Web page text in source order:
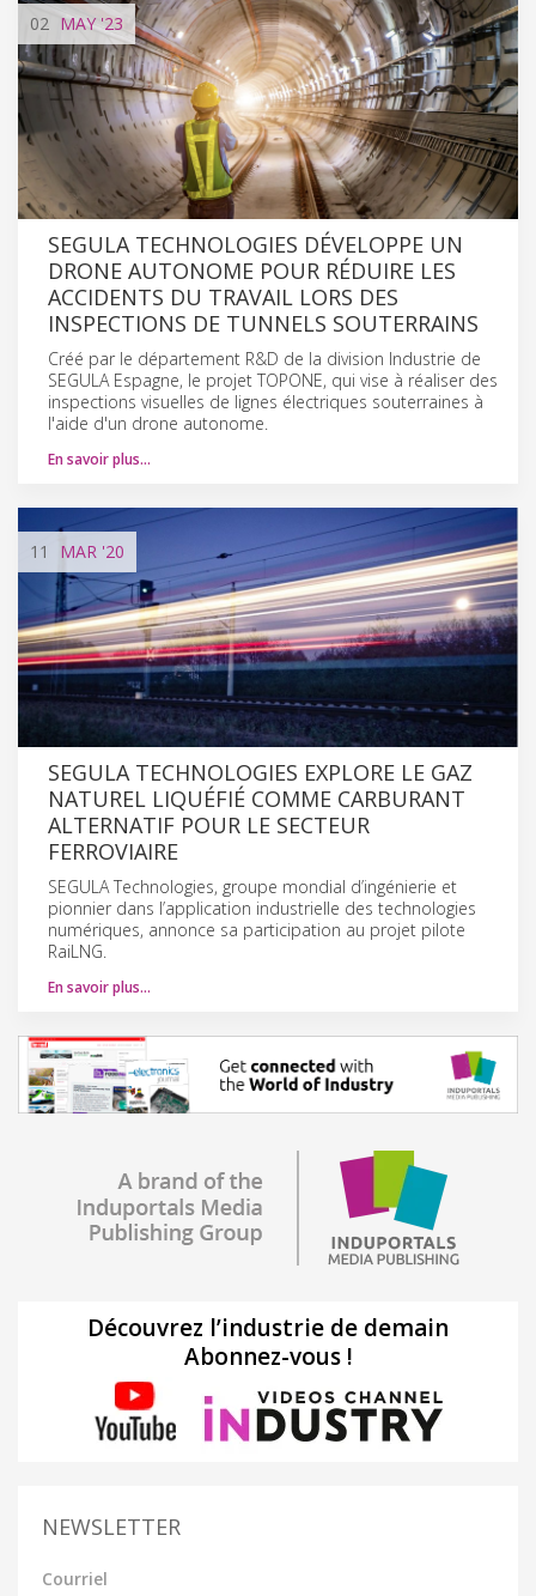
02 MAY'23
SEGULA TECHNOLOGIES DÉVELOPPE UN
DRONE AUTONOME POUR RÉDUIRE LES
ACCIDENTS DU TRAVAIL LORS DES
INSPECTIONS DE TUNNELS SOUTERRAINS
Créé par le département R&D de la division Industrie de
SEGULA Espagne, le projet TOPONE, qui vise à réaliser des
inspections visuelles de lignes électriques souterraines à
l'aide d'un drone autonome.
En savoir plus…
11 MAR '20
SEGULA TECHNOLOGIES EXPLORE LE GAZ
NATUREL LIQUÉFIÉ COMME CARBURANT
ALTERNATIF POUR LE SECTEUR
FERROVIAIRE
SEGULA Technologies, groupe mondial d’ingénierie et
pionnier dans l’application industrielle des technologies
numériques, annonce sa participation au projet pilote
RaiLNG.
En savoir plus…
Découvrez l’industrie de demain
Abonnez-vous !
NEWSLETTER
Courriel